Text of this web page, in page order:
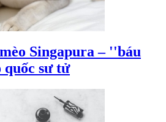
Singapura – ''báu
sư tử